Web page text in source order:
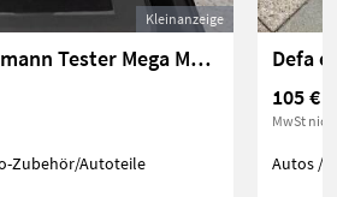
Kleinanzeige
Diagnosegerät Gutmann Tester Mega Macs 66
Zubehör/Autoteile
Defa
105 €
MwSt
Autos /